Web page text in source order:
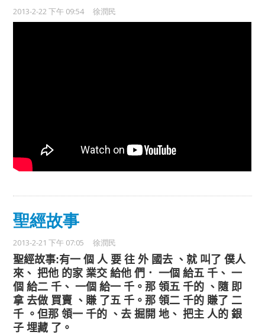
2013-2-22 下午 09:54 徐潤民
聖經故事
2013-2-21 下午 07:05 徐潤民
聖經故事:有一 個 人 要 往 外 國去 、 就 叫了 僕人
來、 把他 的家 業交 給他 們 ． 一個 給五 千 、 一
個 給二 千 、 一個 給一 千 。那 領五 千的 、 隨 即
拿 去做 買賣 、 賺 了五 千 。那 領二 千的 賺了 二
千 。但那 領一 千的 、 去 掘開 地 、 把主 人的 銀
子 埋藏 了 。